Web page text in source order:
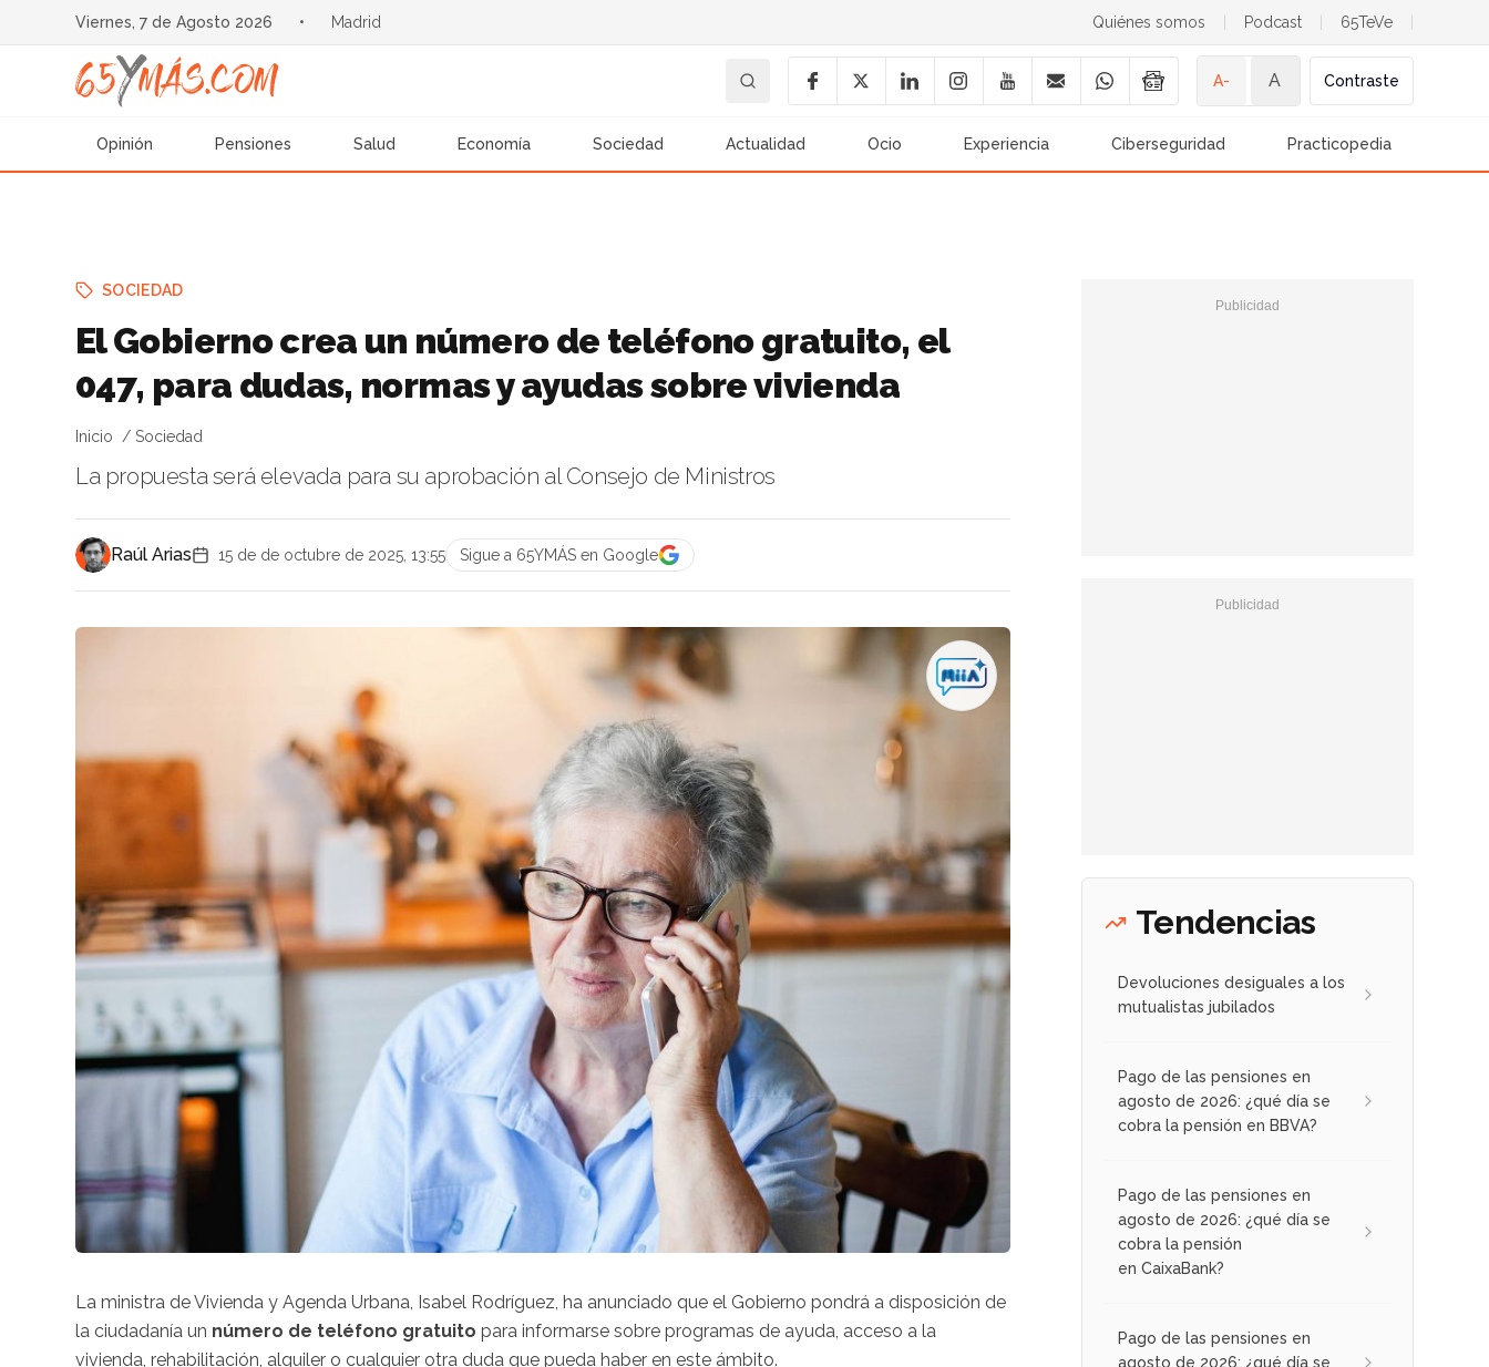
Viernes, 7 de Agosto 2026 • Madrid Quiénes somos Podcast 65TeVe
A- A Contraste
Opinión Pensiones Salud Economía Sociedad Actualidad Ocio Experiencia Ciberseguridad Practicopedia
SOCIEDAD
El Gobierno crea un número de teléfono gratuito, el
047, para dudas, normas y ayudas sobre vivienda
Inicio Sociedad
La propuesta será elevada para su aprobación al Consejo de Ministros
Raúl Arias 15 de de octubre de 2025, 13:55 Sigue a 65YMÁS en Google
La ministra de Vivienda y Agenda Urbana, Isabel Rodríguez, ha anunciado que el Gobierno pondrá a disposición de
la ciudadanía un número de teléfono gratuito para informarse sobre programas de ayuda, acceso a la
vivienda, rehabilitación, alquiler o cualquier otra duda que pueda haber en este ámbito.
Tendencias
Devoluciones desiguales a los
mutualistas jubilados
Pago de las pensiones en
agosto de 2026: ¿qué día se
cobra la pensión en BBVA?
Pago de las pensiones en
agosto de 2026: ¿qué día se
cobra la pensión
en CaixaBank?
Pago de las pensiones en
agosto de 2026: ¿qué día se